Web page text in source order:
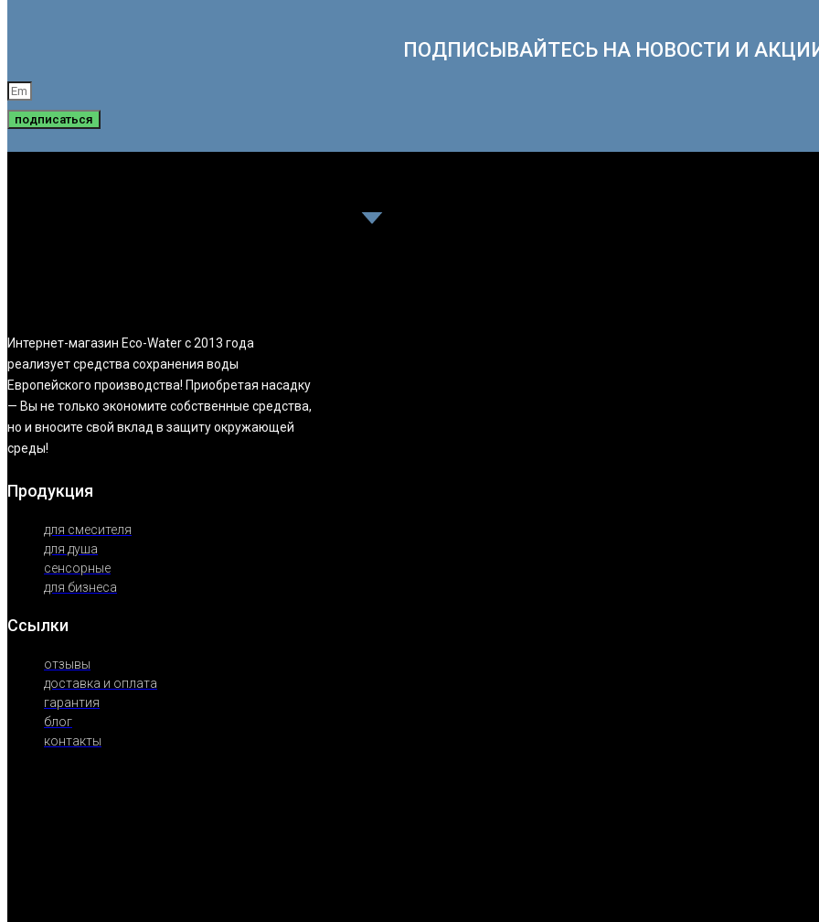
ПОДПИСЫВАЙТЕСЬ НА НОВОСТИ И
подписаться
Интернет-магазин Eco-Water с 2013 года
реализует средства сохранения воды
Европейского производства! Приобретая насадку
— Вы не только экономите собственные средства,
но и вносите свой вклад в защиту окружающей
среды!
Продукция
для смесителя
для душа
сенсорные
для бизнеса
Ссылки
отзывы
доставка и оплата
гарантия
блог
контакты